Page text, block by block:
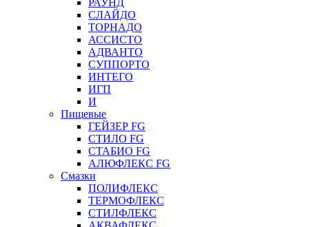
РАУНД
СЛАЙДО
ТОРНАДО
АССИСТО
АДВАНТО
СУППОРТО
ИНТЕГО
ИГП
И
Пищевые
ГЕЙЗЕР FG
СТИЛО FG
СТАБИО FG
АЛЮФЛЕКС FG
Смазки
ПОЛИФЛЕКС
ТЕРМОФЛЕКС
СТИЛФЛЕКС